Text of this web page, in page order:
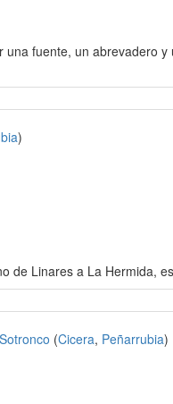
fuente, un abrevadero
)
de Linares a La Hermida,
(Cicera, Peñarrubia)